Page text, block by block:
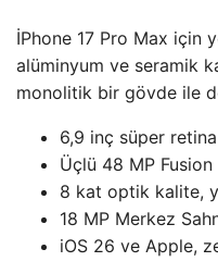
İPhone 17 Pro Max için
alüminyum ve seramik
monolitik bir gövde ile
6,9 inç süper
Üçlü 48 MP
8 kat optik kalite,
18 MP Merkez
iOS 26 ve Apple,